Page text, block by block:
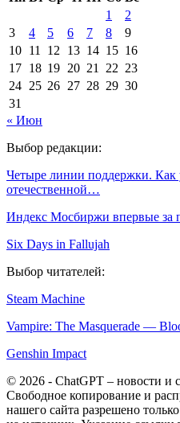
1
2
3
4 5 6 7 8
9
10 11 12 13 14 15 16
17 18 19 20 21 22 23
24 25 26 27 28 29 30
31
« Июн
Выбор редакции:
Четыре линии поддержки. Как
отечественной…
Индекс Мосбиржи впервые за
Six Days in Fallujah
Выбор читателей:
Steam Machine
Vampire: The Masquerade —
Genshin Impact
© 2026 - ChatGPT – новости и
Свободное копирование и
нашего сайта разрешено